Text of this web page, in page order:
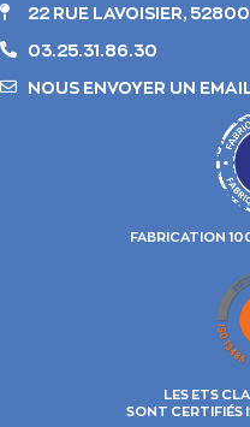
22 RUE LAVOISIER,
03.25.31.86.30
NOUS ENVOYER UN EMAIL
FABRICATION
LES ETS
SONT